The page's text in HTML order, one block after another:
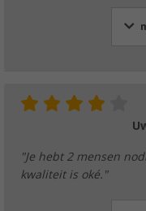
"Je hebt 2 mensen
kwaliteit is oké."